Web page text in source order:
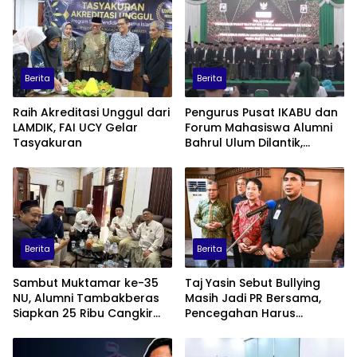
Berita
Raih Akreditasi Unggul dari
LAMDIK, FAI UCY Gelar
Tasyakuran
Berita
Pengurus Pusat IKABU dan
Forum Mahasiswa Alumni
Bahrul Ulum Dilantik,
Penguatan Organisasi dan
Ekonomi
Berita
Sambut Muktamar ke-35
NU, Alumni Tambakberas
Siapkan 25 Ribu Cangkir
Berita
Taj Yasin Sebut Bullying
Masih Jadi PR Bersama,
Pencegahan Harus
Pesantren